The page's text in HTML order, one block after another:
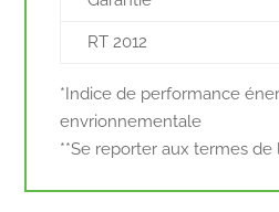
RT 2012
*Indice de performance
envrionnementale
**Se reporter aux termes de